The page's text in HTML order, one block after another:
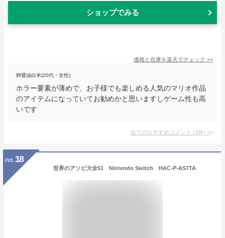
ショップでみる
価格と在庫を楽天でチェック >>
卵醤油白米(20代・女性)
ホラー要素が薄めで、お子様でも楽しめる人気のマリオ作品
のアイテムになっていてお勧めかと思いますしゲーム性も高
いです
全てのおすすめコメント (3件) >
no. 18
世界のアソビ大全51 Nintendo Switch HAC-P-AS7TA